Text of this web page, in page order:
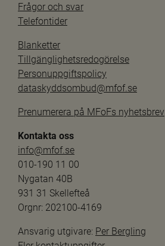
Frågor och svar
Telefontider
Blanketter
Tillgänglighetsredogörelse
Personuppgiftspolicy
dataskyddsombud@mfof.se
Prenumerera på MFoFs nyhetsbrev
Kontakta oss
info@mfof.se
010-190 11 00
Nygatan 40B
931 31 Skellefteå
Orgnr: 202100-4169
Ansvarig utgivare: Per Bergling